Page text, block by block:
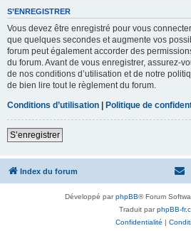
S’ENREGISTRER
Vous devez être enregistré pour vous
que quelques secondes et augmente vos
forum peut également accorder des
du forum. Avant de vous enregistrer, assurez-
de nos conditions d’utilisation et de notre
de bien lire tout le règlement du forum.
Conditions d’utilisation | Politique de
S’enregistrer
Index du forum
Développé parphpBB® Forum
Traduit parphpBB-
Confidentialité |